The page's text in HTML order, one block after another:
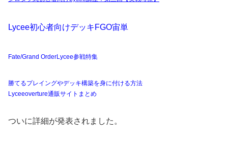
Lycee初心者向けデッキFGO宙単
Fate/Grand OrderLycee参戦特集
勝てるプレイングやデッキ構築を身に付ける方法
Lyceeoverture通販サイトまとめ
ついに詳細が発表されました。